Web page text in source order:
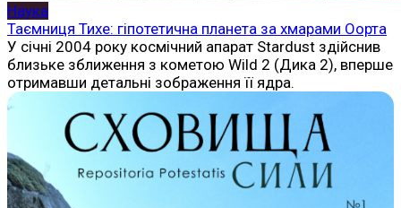
Наука
Таємниця Тихе: гіпотетична планета за хмарами Оорта
У січні 2004 року космічний апарат Stardust здійснив
близьке зближення з кометою Wild 2 (Дика 2), вперше
отримавши детальні зображення її ядра.